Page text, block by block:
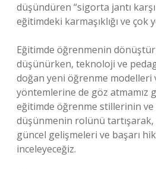
düşündüren “sigorta jantı
eğitimdeki karmaşıklığı ve
Eğitimde öğrenmenin
düşünürken, teknoloji ve
doğan yeni öğrenme modelleri
yöntemlerine de göz atmamız
eğitimde öğrenme stillerinin
düşünmenin rolünü
güncel gelişmeleri ve başarı
inceleyeceğiz.